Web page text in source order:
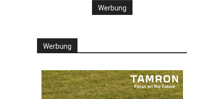
Werbung
Werbung